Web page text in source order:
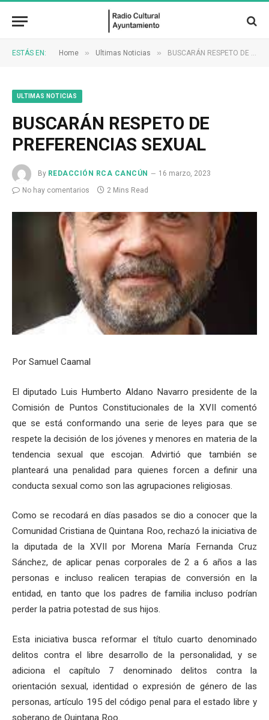
ESTÁS EN: Home » Ultimas Noticias » BUSCARÁN RESPETO DE PREFERENCIAS SEXUAL
ULTIMAS NOTICIAS
BUSCARÁN RESPETO DE
PREFERENCIAS SEXUAL
By REDACCIÓN RCA CANCÚN
16 marzo, 2023
No hay comentarios
2 Mins Read
Por Samuel Caamal
El diputado Luis Humberto Aldano Navarro presidente de la
Comisión de Puntos Constitucionales de la XVII comentó
que se está conformando una serie de leyes para que se
respete la decisión de los jóvenes y menores en materia de la
tendencia sexual que escojan. Advirtió que también se
planteará una penalidad para quienes forcen a definir una
conducta sexual como son las agrupaciones religiosas.
Como se recodará en días pasados se dio a conocer que la
Comunidad Cristiana de Quintana Roo, rechazó la iniciativa de
la diputada de la XVII por Morena María Fernanda Cruz
Sánchez, de aplicar penas corporales de 2 a 6 años a las
personas e incluso realicen terapias de conversión en la
entidad, en tanto que los padres de familia incluso podrían
perder la patria potestad de sus hijos.
Esta iniciativa busca reformar el título cuarto denominado
delitos contra el libre desarrollo de la personalidad, y se
adiciona el capítulo 7 denominado delitos contra la
orientación sexual, identidad o expresión de género de las
personas, artículo 195 del código penal para el estado libre y
soberano de Quintana Roo.